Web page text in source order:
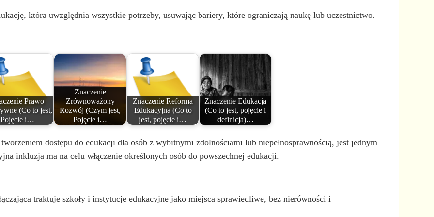
d
e
o
która uwzględnia wszystkie potrzeby, usuwając bariery, które ograniczają naukę lub uczestnictwo.
Prawo
(Co to jest,
Pojęcie i…
Znaczenie
Zrównoważony
Rozwój (Czym jest,
Pojęcie i…
Znaczenie Reforma
Edukacyjna (Co to
jest, pojęcie i…
Znaczenie Edukacja
(Co to jest, pojęcie i
definicja)…
dostępu do edukacji dla osób z wybitnymi zdolnościami lub niepełnosprawnością, jest jednym
inkluzja ma na celu włączenie określonych osób do powszechnej edukacji.
traktuje szkoły i instytucje edukacyjne jako miejsca sprawiedliwe, bez nierówności i